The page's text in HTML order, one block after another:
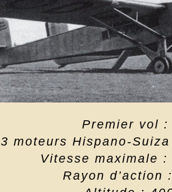
Premier vol :
3 moteurs Hispano-
Vitesse maximale
Rayon d’action